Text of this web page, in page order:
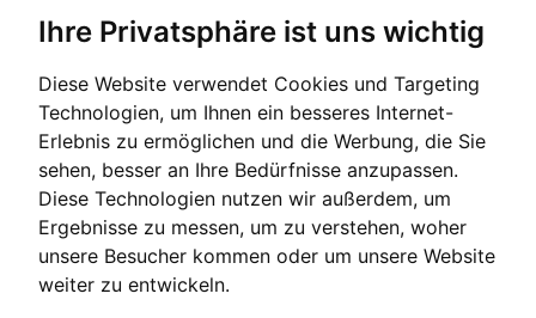
Ihre Privatsphäre ist uns wichtig
Diese Website verwendet Cookies und Targeting
Technologien, um Ihnen ein besseres Internet-
Erlebnis zu ermöglichen und die Werbung, die Sie
sehen, besser an Ihre Bedürfnisse anzupassen.
Diese Technologien nutzen wir außerdem, um
Ergebnisse zu messen, um zu verstehen, woher
unsere Besucher kommen oder um unsere Website
weiter zu entwickeln.
ANMELDEN
Passwort vergessen?
Benutzername vergessen?